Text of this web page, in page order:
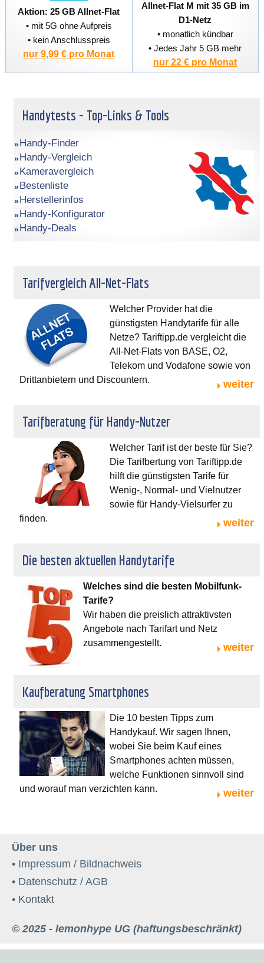
Aktion: 25 GB Allnet-Flat
• mit 5G ohne Aufpreis
• kein Anschlusspreis
nur 9,99 € pro Monat
Allnet-Flat M mit 35 GB im
D1-Netz
• monatlich kündbar
• Jedes Jahr 5 GB mehr
nur 22 € pro Monat
Handytests - Top-Links & Tools
Handy-Finder
Handy-Vergleich
Kameravergleich
Bestenliste
Herstellerinfos
Handy-Konfigurator
Handy-Deals
Tarifvergleich All-Net-Flats
Welcher Provider hat die
günstigsten Handytarife für alle
Netze? Tariftipp.de vergleicht die
All-Net-Flats von BASE, O2,
Telekom und Vodafone sowie von
Drittanbietern und Discountern.
weiter
Tarifberatung für Handy-Nutzer
Welcher Tarif ist der beste für Sie?
Die Tarifbertung von Tariftipp.de
hilft die günstigsten Tarife für
Wenig-, Normal- und Vielnutzer
sowie für Handy-Vielsurfer zu
finden.
weiter
Die besten aktuellen Handytarife
Welches sind die besten Mobilfunk-
Tarife?
Wir haben die preislich attraktivsten
Angebote nach Tarifart und Netz
zusammengestellt.
weiter
Kaufberatung Smartphones
Die 10 besten Tipps zum
Handykauf. Wir sagen Ihnen,
wobei Sie beim Kauf eines
Smartphones achten müssen,
welche Funktionen sinnvoll sind
und worauf man verzichten kann.
weiter
Über uns
• Impressum / Bildnachweis
• Datenschutz / AGB
• Kontakt
© 2025 - lemonhype UG (haftungsbeschränkt)